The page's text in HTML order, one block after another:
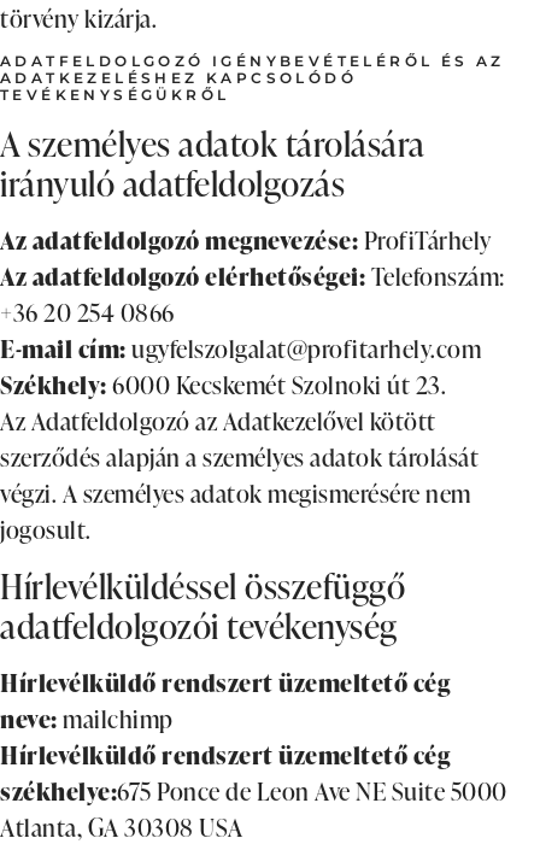
törvény kizárja.
ADATFELDOLGOZÓ IGÉNYBEVÉTELÉRŐL ÉS AZ
ADATKEZELÉSHEZ KAPCSOLÓDÓ
TEVÉKENYSÉGÜKRŐL
A személyes adatok tárolására
irányuló adatfeldolgozás
Az adatfeldolgozó megnevezése:ProfiTárhely
Az adatfeldolgozó elérhetőségei:Telefonszám:
+36 20 254 0866
E-mail cím:ugyfelszolgalat@profitarhely.com
Székhely:6000 Kecskemét Szolnoki út 23.
Az Adatfeldolgozó az Adatkezelővel kötött
szerződés alapján a személyes adatok tárolását
végzi. A személyes adatok megismerésére nem
jogosult.
Hírlevélküldéssel összefüggő
adatfeldolgozói tevékenység
Hírlevélküldő rendszert üzemeltető cég
neve:mailchimp
Hírlevélküldő rendszert üzemeltető cég
székhelye:675 Ponce de Leon Ave NE Suite 5000
Atlanta, GA 30308 USA